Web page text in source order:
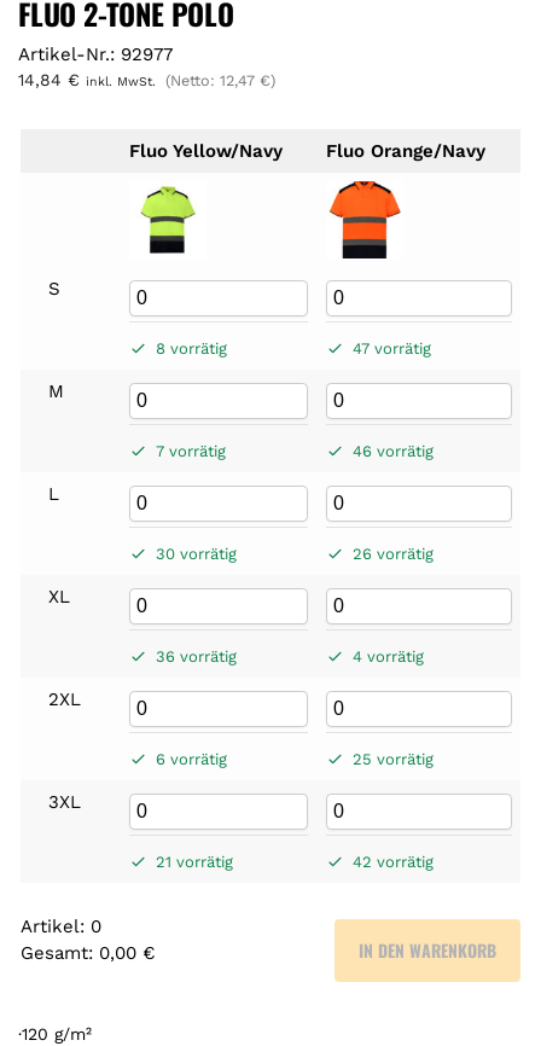
FLUO 2-TONE POLO
Artikel-Nr.: 92977
14,84 € inkl. MwSt. (Netto: 12,47 €)
Fluo Yellow/Navy Fluo Orange/Navy
S
8 vorrätig 47 vorrätig
M
7 vorrätig 46 vorrätig
L
30 vorrätig 26 vorrätig
XL
36 vorrätig 4 vorrätig
2XL
6 vorrätig 25 vorrätig
3XL
21 vorrätig 42 vorrätig
Artikel: 0
Gesamt: 0,00 €
r
IN DEN WARENKORB
·120 g/m²